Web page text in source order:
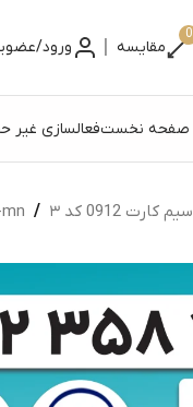
0
مقایسه | ورود/
صفحه نخستفعالسازی غیر
سیم کارت 0912 کد ۳ /